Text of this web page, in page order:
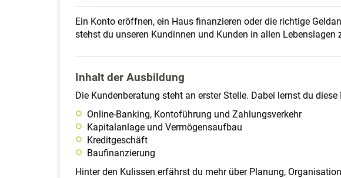
Ein Konto eröffnen, ein Haus finanzieren oder die richtige
stehst du unseren Kundinnen und Kunden in allen
Inhalt der Ausbildung
Die Kundenberatung steht an erster Stelle. Dabei lernst du diese
Online-Banking, Kontoführung und Zahlungsverkehr
Kapitalanlage und Vermögensaufbau
Kreditgeschäft
Baufinanzierung
Hinter den Kulissen erfährst du mehr über Planung,